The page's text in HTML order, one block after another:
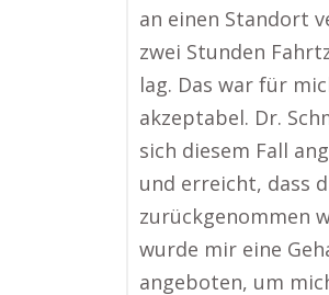
an einen Standort
zwei Stunden
lag. Das war für
akzeptabel. Dr.
sich diesem Fall
und erreicht, dass
zurückgenommen
wurde mir eine
angeboten, um